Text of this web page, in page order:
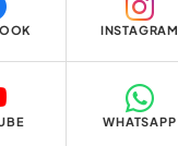
INSTAGRAM
WHATSAPP